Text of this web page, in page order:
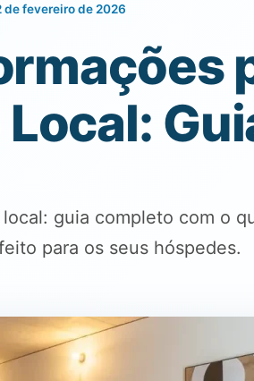
fevereiro de 2026
guia completo com o
para os seus hóspedes.